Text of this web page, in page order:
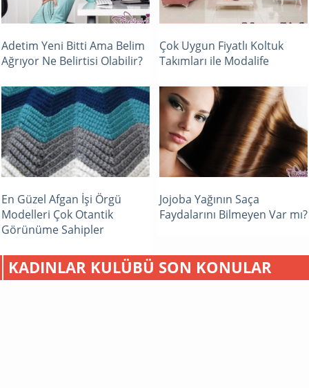
Adetim Yeni Bitti Ama Belim
Ağrıyor Ne Belirtisi Olabilir?
Çok Uygun Fiyatlı Koltuk
Takımları ile Modalife
En Güzel Afgan İşi Örgü
Modelleri Çok Otantik
Görünüme Sahipler
Jojoba Yağının Saça
Faydalarını Bilmeyen Var mı?
KADINLAR KULÜBÜ SON KONULAR